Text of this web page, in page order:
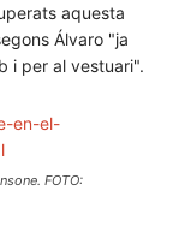
aquesta
Álvaro "ja
i per al vestuari".
FOTO: